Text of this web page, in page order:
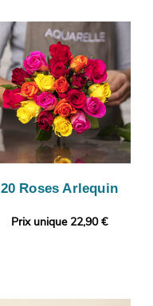
20 Roses Arlequin
Prix unique 22,90 €